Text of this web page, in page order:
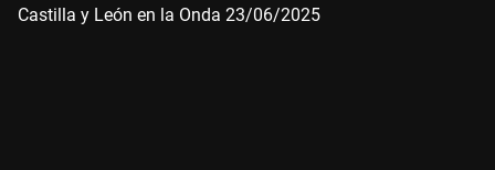
Castilla y León en la Onda 23/06/2025